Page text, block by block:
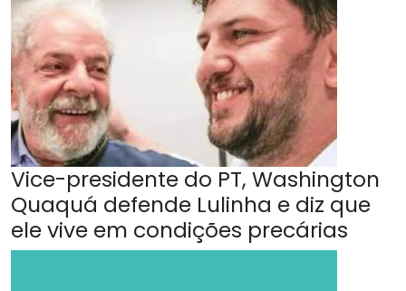
Vice-presidente do PT, Washington
Quaquá defende Lulinha e diz que
ele vive em condições precárias